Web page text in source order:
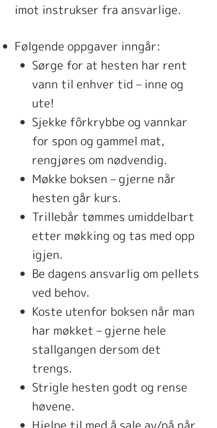
imot instrukser fra ansvarlige.
Følgende oppgaver inngår:
Sørge for at hesten har rent
vann til enhver tid – inne og
ute!
Sjekke fôrkrybbe og vannkar
for spon og gammel mat,
rengjøres om nødvendig.
Møkke boksen – gjerne når
hesten går kurs.
Trillebår tømmes umiddelbart
etter møkking og tas med opp
igjen.
Be dagens ansvarlig om pellets
ved behov.
Koste utenfor boksen når man
har møkket – gjerne hele
stallgangen dersom det
trengs.
Strigle hesten godt og rense
høvene.